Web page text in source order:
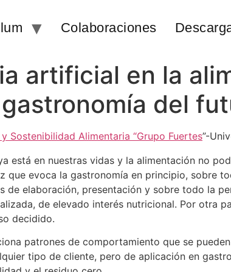
Colaboraciones
artificial en la
del
Sostenibilidad Alimentaria “Grupo Fuertes”-
está en nuestras vidas y la alimentación no
evoca la gastronomía en principio, sobre
elaboración, presentación y sobre todo la
de elevado interés nutricional. Por otra
decidido.
patrones de comportamiento que se
tipo de cliente, pero de aplicación en